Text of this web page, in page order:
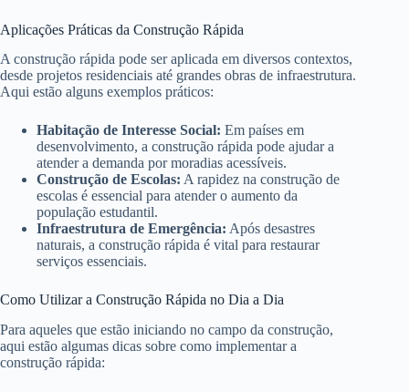
Aplicações Práticas da Construção Rápida
A construção rápida pode ser aplicada em diversos contextos,
desde projetos residenciais até grandes obras de infraestrutura.
Aqui estão alguns exemplos práticos:
Habitação de Interesse Social: Em países em
desenvolvimento, a construção rápida pode ajudar a
atender a demanda por moradias acessíveis.
Construção de Escolas: A rapidez na construção de
escolas é essencial para atender o aumento da
população estudantil.
Infraestrutura de Emergência: Após desastres
naturais, a construção rápida é vital para restaurar
serviços essenciais.
Como Utilizar a Construção Rápida no Dia a Dia
Para aqueles que estão iniciando no campo da construção,
aqui estão algumas dicas sobre como implementar a
construção rápida: